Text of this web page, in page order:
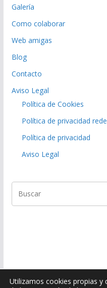
Galería
Como colaborar
Web amigas
Blog
Contacto
Aviso Legal
Política de Cookies
Política de privacidad
Política de privacidad
Aviso Legal
Utilizamos cookies propias y